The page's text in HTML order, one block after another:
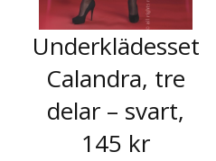
Underklädesset
Calandra, tre
delar – svart,
145 kr